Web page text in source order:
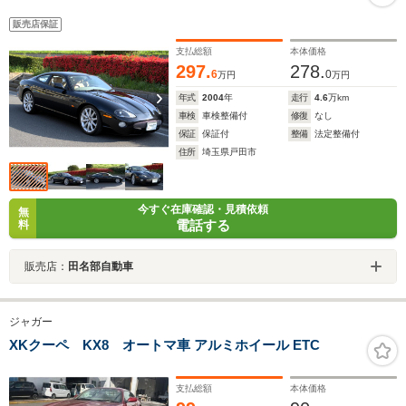
販売店保証
支払総額
297.6万円
本体価格
278.0万円
年式 2004年 走行 4.6万km
車検
車検整備付 修復
なし
保証
保証付 整備
法定整備付
住所
埼玉県戸田市
無
料
今すぐ在庫確認・見積依頼
電話する
販売店： 田名部自動車
ジャガー
XKクーペ KX8 オートマ車 アルミホイール ETC
支払総額 本体価格